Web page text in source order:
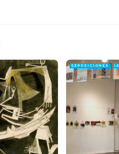
EXPOSICIONES